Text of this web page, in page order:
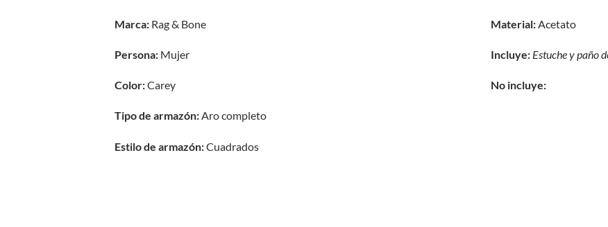
Marca: Rag & Bone Material:Acetato
Persona: Mujer Incluye: Estuche y paño
Color:Carey No incluye:
Tipo de armazón:Aro completo
Estilo de armazón:Cuadrados